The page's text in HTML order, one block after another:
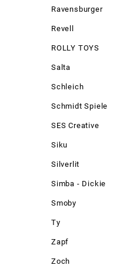
Ravensburger
Revell
ROLLY TOYS
Salta
Schleich
Schmidt Spiele
SES Creative
Siku
Silverlit
Simba - Dickie
Smoby
Ty
Zapf
Zoch